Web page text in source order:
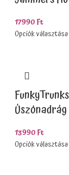
17990Ft
Opciók választása
Úszónadrág
13990Ft
Opciók választása